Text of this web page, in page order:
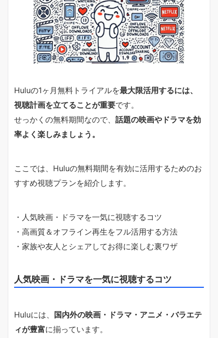
Huluの1ヶ月無料トライアルを最大限活用するには、
視聴計画を立てることが重要です。
せっかくの無料期間なので、 話題の映画やドラマを効
率よく楽しみましょう。
ここでは、Huluの無料期間を有効に活用するためのお
すすめ視聴プランを紹介します。
・人気映画・ドラマを一気に視聴するコツ
・高画質＆オフライン再生をフル活用する方法
・家族や友人とシェアしてお得に楽しむ裏ワザ
人気映画・ドラマを一気に視聴するコツ
Huluには、
国内外の映画・ドラマ・アニメ・バラエテ
ィが豊富に揃っています。